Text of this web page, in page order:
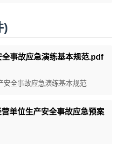
)
事故应急演练基本规范.pdf
全事故应急演练基本规范
单位生产安全事故应急预案